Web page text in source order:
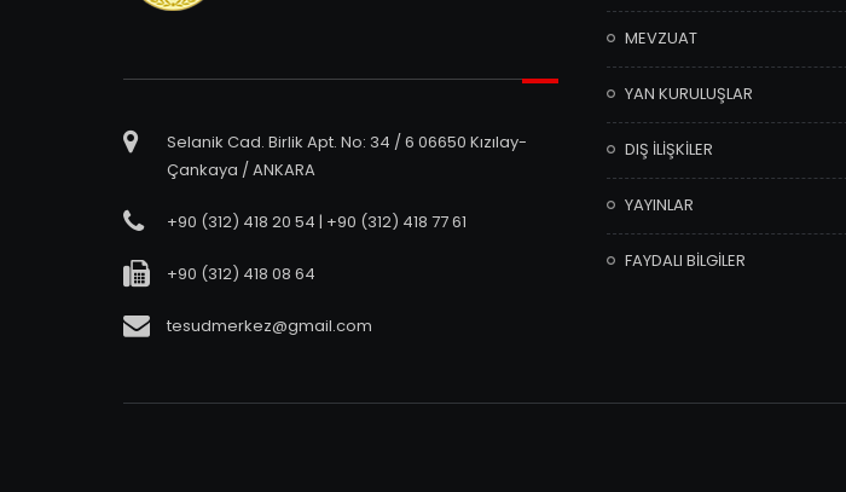
Selanik Cad. Birlik Apt. No: 34 / 6 06650 Kızılay-
Çankaya / ANKARA
+90 (312) 418 20 54 | +90 (312) 418 77 61
+90 (312) 418 08 64
tesudmerkez@gmail.com
MEVZUAT
YAN KURULUŞLAR
DIŞ İLİŞKİLER
YAYINLAR
FAYDALI BİLGİLER